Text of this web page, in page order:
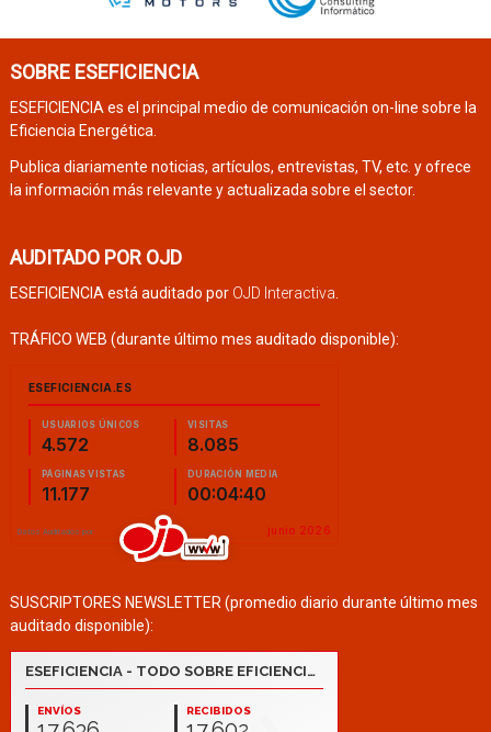
SOBRE ESEFICIENCIA
ESEFICIENCIA es el principal medio de comunicación on-line sobre la
Eficiencia Energética.
Publica diariamente noticias, artículos, entrevistas, TV, etc. y ofrece
la información más relevante y actualizada sobre el sector.
AUDITADO POR OJD
ESEFICIENCIA está auditado por OJD Interactiva
TRÁFICO WEB (durante último mes auditado disponible):
SUSCRIPTORES NEWSLETTER (promedio diario durante último mes
auditado disponible):